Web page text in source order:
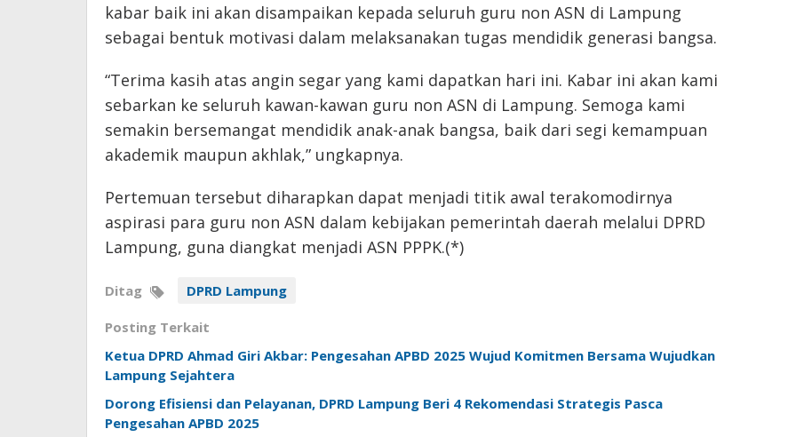
kabar baik ini akan disampaikan kepada seluruh guru non ASN di Lampung
sebagai bentuk motivasi dalam melaksanakan tugas mendidik generasi bangsa.
“Terima kasih atas angin segar yang kami dapatkan hari ini. Kabar ini akan kami
sebarkan ke seluruh kawan-kawan guru non ASN di Lampung. Semoga kami
semakin bersemangat mendidik anak-anak bangsa, baik dari segi kemampuan
akademik maupun akhlak,” ungkapnya.
Pertemuan tersebut diharapkan dapat menjadi titik awal terakomodirnya
aspirasi para guru non ASN dalam kebijakan pemerintah daerah melalui DPRD
Lampung, guna diangkat menjadi ASN PPPK.(*)
Ditag DPRD Lampung
Posting Terkait
Ketua DPRD Ahmad Giri Akbar: Pengesahan APBD 2025 Wujud Komitmen Bersama Wujudkan
Lampung Sejahtera
Dorong Efisiensi dan Pelayanan, DPRD Lampung Beri 4 Rekomendasi Strategis Pasca
Pengesahan APBD 2025